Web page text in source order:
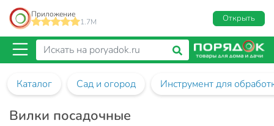
Приложение
1.7M
Открыть
Каталог Сад и огород Инструмент для
Вилки посадочные